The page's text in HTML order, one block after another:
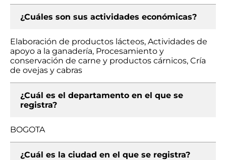
¿Cuáles son sus actividades económicas?
Elaboración de productos lácteos, Actividades de
apoyo a la ganadería, Procesamiento y
conservación de carne y productos cárnicos, Cría
de ovejas y cabras
¿Cuál es el departamento en el que se
registra?
BOGOTA
¿Cuál es la ciudad en el que se registra?